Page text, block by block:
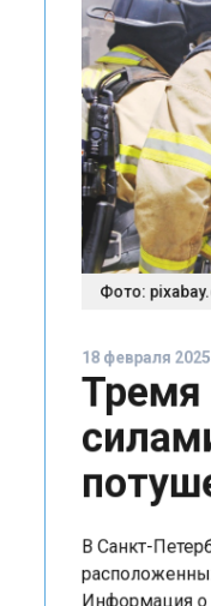
Фото:
В Санкт-
Информация о